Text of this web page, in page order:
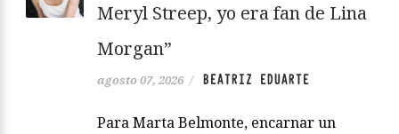
Meryl Streep, yo era fan de Lina
Morgan”
agosto 07, 2026 / BEATRIZ EDUARTE
Para Marta Belmonte, encarnar un